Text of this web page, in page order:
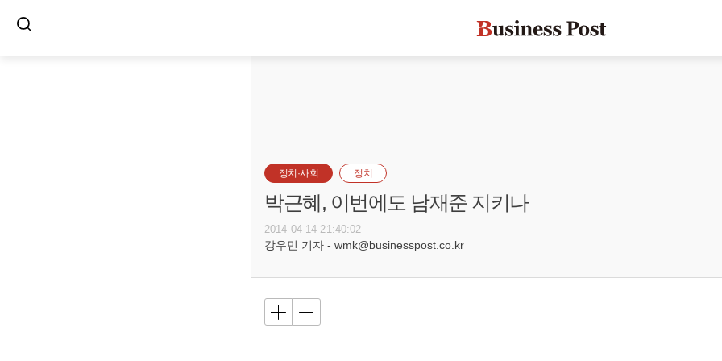
정치·사회 정치
박근혜, 이번에도 남재준 지키나
2014-04-14 21:40:02
강우민 기자 - wmk@businesspost.co.kr